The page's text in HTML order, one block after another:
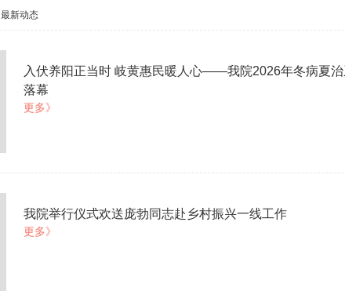
最新动态
入伏养阳正当时 岐黄惠民暖人心——我院2026年冬病夏
落幕
更多》
我院举行仪式欢送庞勃同志赴乡村振兴一线工作
更多》